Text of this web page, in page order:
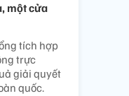
một cửa
tích hợp
trực
giải quyết
quốc.